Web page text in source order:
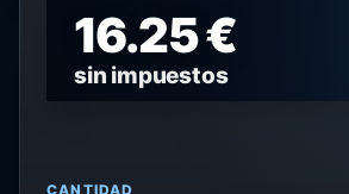
16.25 €
sin impuestos
CANTIDAD